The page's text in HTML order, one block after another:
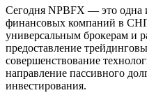
Сегодня NPBFX — это одна
финансовых компаний в
универсальным брокерам и
предоставление
совершенствование
направление пассивного
инвестирования.